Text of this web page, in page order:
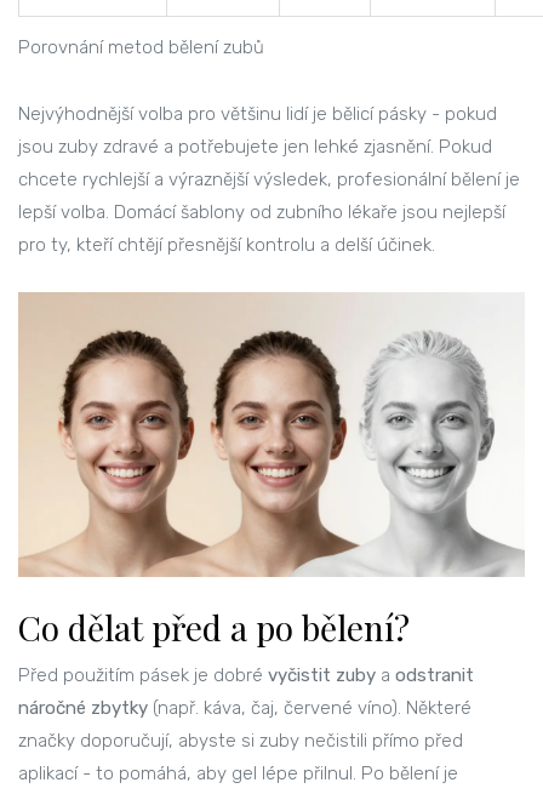
Porovnání metod bělení zubů
Nejvýhodnější volba pro většinu lidí je bělicí pásky - pokud
jsou zuby zdravé a potřebujete jen lehké zjasnění. Pokud
chcete rychlejší a výraznější výsledek, profesionální bělení je
lepší volba. Domácí šablony od zubního lékaře jsou nejlepší
pro ty, kteří chtějí přesnější kontrolu a delší účinek.
Co dělat před a po bělení?
Před použitím pásek je dobré vyčistit zuby a odstranit
náročné zbytky (např. káva, čaj, červené víno). Některé
značky doporučují, abyste si zuby nečistili přímo před
aplikací - to pomáhá, aby gel lépe přilnul. Po bělení je